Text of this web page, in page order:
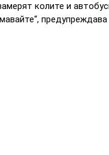
колите и
предупреждава